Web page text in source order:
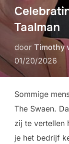
Taalman
door Timothy
01/20/2026
Sommige
The Swaen.
zij te vertellen
je het bedrijf